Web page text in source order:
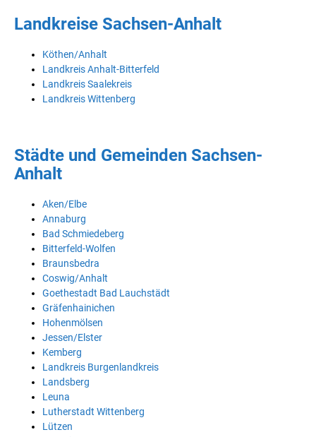
Landkreise Sachsen-Anhalt
Köthen/Anhalt
Landkreis Anhalt-Bitterfeld
Landkreis Saalekreis
Landkreis Wittenberg
Städte und Gemeinden Sachsen-
Anhalt
Aken/Elbe
Annaburg
Bad Schmiedeberg
Bitterfeld-Wolfen
Braunsbedra
Coswig/Anhalt
Goethestadt Bad Lauchstädt
Gräfenhainichen
Hohenmölsen
Jessen/Elster
Kemberg
Landkreis Burgenlandkreis
Landsberg
Leuna
Lutherstadt Wittenberg
Lützen